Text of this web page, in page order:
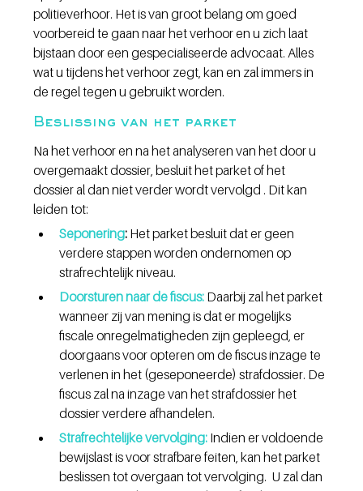
politieverhoor. Het is van groot belang om goed
voorbereid te gaan naar het verhoor en u zich laat
bijstaan door een gespecialiseerde advocaat. Alles
wat u tijdens het verhoor zegt, kan en zal immers in
de regel tegen u gebruikt worden.
Beslissing van het parket
Na het verhoor en na het analyseren van het door u
overgemaakt dossier, besluit het parket of het
dossier al dan niet verder wordt vervolgd . Dit kan
leiden tot:
Seponering: Het parket besluit dat er geen
verdere stappen worden ondernomen op
strafrechtelijk niveau.
Doorsturen naar de fiscus: Daarbij zal het parket
wanneer zij van mening is dat er mogelijks
fiscale onregelmatigheden zijn gepleegd, er
doorgaans voor opteren om de fiscus inzage te
verlenen in het (geseponeerde) strafdossier. De
fiscus zal na inzage van het strafdossier het
dossier verdere afhandelen.
Strafrechtelijke vervolging: Indien er voldoende
bewijslast is voor strafbare feiten, kan het parket
beslissen tot overgaan tot vervolging.  U zal dan